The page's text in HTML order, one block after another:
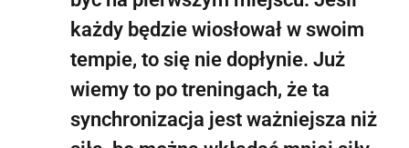
każdy będzie wiosłował w swoim
tempie, to się nie dopłynie. Już
wiemy to po treningach, że ta
synchronizacja jest ważniejsza niż